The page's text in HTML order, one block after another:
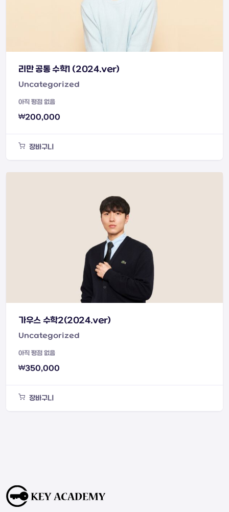
리만 공통 수학1 (2024.ver)
Uncategorized
아직 평점 없음
₩200,000
장바구니
가우스 수학2(2024.ver)
Uncategorized
아직 평점 없음
₩350,000
장바구니